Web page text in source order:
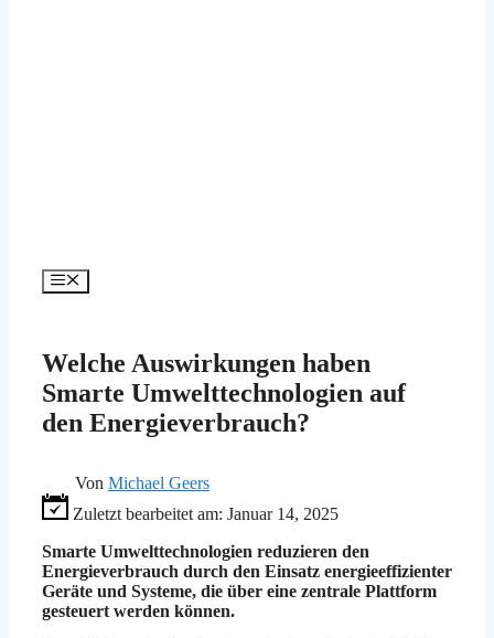
Menü
Welche Auswirkungen haben
Smarte Umwelttechnologien auf
den Energieverbrauch?
Von Michael Geers
Zuletzt bearbeitet am: Januar 14, 2025
Smarte Umwelttechnologien reduzieren den
Energieverbrauch durch den Einsatz energieeffizienter
Geräte und Systeme, die über eine zentrale Plattform
gesteuert werden können.